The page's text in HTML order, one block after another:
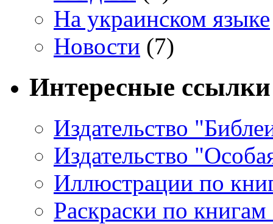
На украинском языке
Новости (7)
Интересные ссылки
Издательство
Издательство
Иллюстрации по
Раскраски по